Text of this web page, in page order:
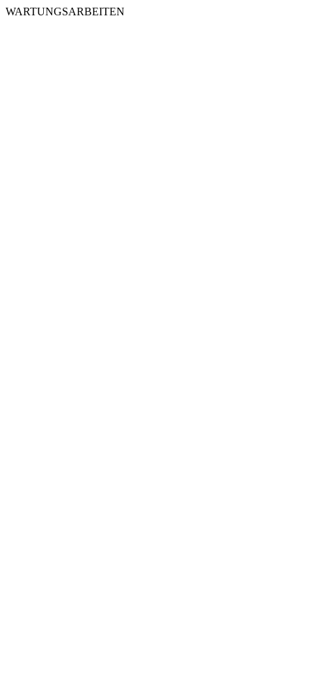
WARTUNGSARBEITEN